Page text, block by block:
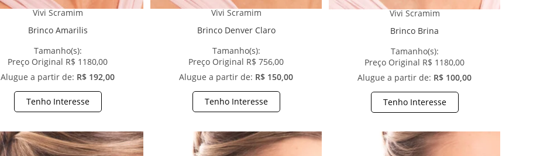
Vivi Scramim
Brinco Amarilis
Tamanho(s):
Preço Original R$ 1180,00
Alugue a partir de: R$ 192,00
Tenho Interesse
Vivi Scramim
Brinco Denver Claro
Tamanho(s):
Preço Original R$ 756,00
Alugue a partir de: R$ 150,00
Tenho Interesse
Vivi Scramim
Brinco Brina
Tamanho(s):
Preço Original R$ 1180,00
Alugue a partir de: R$ 100,00
Tenho Interesse